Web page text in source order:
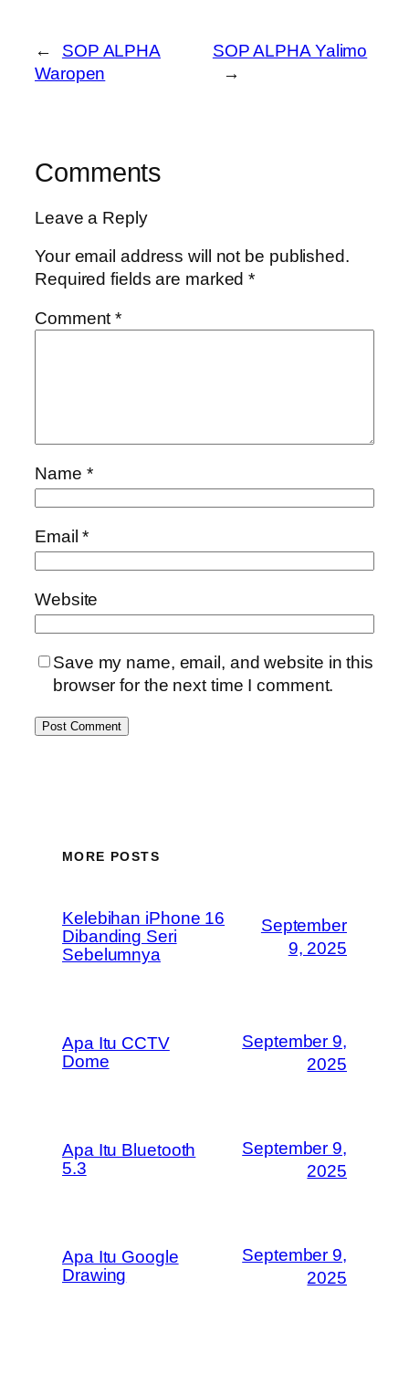
←
SOP ALPHA
Waropen
SOP ALPHA Yalimo
→
Comments
Leave a Reply
Your email address will not be published.
Required fields are marked*
Comment*
Name *
Email*
Website
Save my name, email, and website in this
browser for the next time I comment.
MORE POSTS
Kelebihan iPhone 16
Dibanding Seri
Sebelumnya
September
9, 2025
Apa Itu CCTV
Dome
September 9,
2025
Apa Itu Bluetooth
5.3
September 9,
2025
Apa Itu Google
Drawing
September 9,
2025